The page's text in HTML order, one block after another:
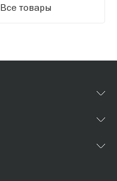
Все товары